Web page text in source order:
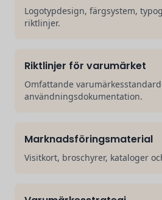
Logotypdesign, färgsystem,
riktlinjer.
Riktlinjer för varumärket
Omfattande
användningsdokumentation.
Marknadsföringsmaterial
Visitkort, broschyrer, kataloger